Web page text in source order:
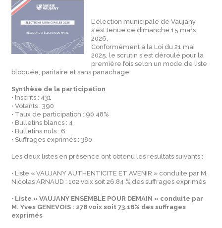
L'élection municipale de Vaujany
s'est tenue ce dimanche 15 mars
2026.
Conformément à la Loi du 21 mai
2025, le scrutin s'est déroulé pour la
première fois selon un mode de liste
bloquée, paritaire et sans panachage.
Synthèse de la participation
• Inscrits : 431
• Votants : 390
• Taux de participation : 90.48%
• Bulletins blancs : 4
• Bulletins nuls : 6
• Suffrages exprimés : 380
Les deux listes en présence ont obtenu les résultats suivants :
• Liste « VAUJANY AUTHENTICITE ET AVENIR » conduite par M.
Nicolas ARNAUD : 102 voix soit 26.84 % des suffrages exprimés
• Liste « VAUJANY ENSEMBLE POUR DEMAIN » conduite par
M. Yves GENEVOIS : 278 voix soit 73.16% des suffrages
exprimés